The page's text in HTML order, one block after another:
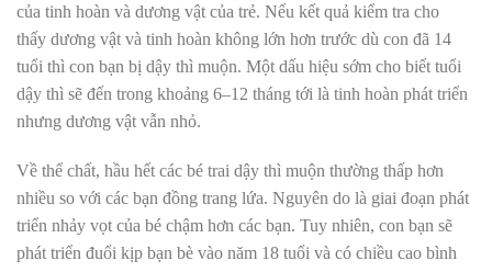
của tinh hoàn và dương vật của trẻ. Nếu kết quả kiểm tra cho
thấy dương vật và tinh hoàn không lớn hơn trước dù con đã 14
tuổi thì con bạn bị dậy thì muộn. Một dấu hiệu sớm cho biết tuổi
dậy thì sẽ đến trong khoảng 6–12 tháng tới là tinh hoàn phát triển
nhưng dương vật vẫn nhỏ.
Về thể chất, hầu hết các bé trai dậy thì muộn thường thấp hơn
nhiều so với các bạn đồng trang lứa. Nguyên do là giai đoạn phát
triển nhảy vọt của bé chậm hơn các bạn. Tuy nhiên, con bạn sẽ
phát triển đuổi kịp bạn bè vào năm 18 tuổi và có chiều cao bình